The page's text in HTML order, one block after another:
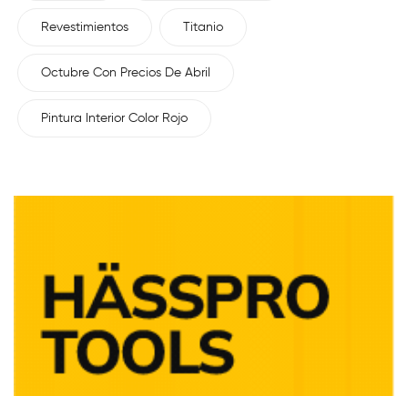
Revestimientos Titanio
Octubre Con Precios De Abril
Pintura Interior Color Rojo